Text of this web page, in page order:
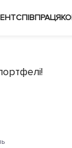
СПІВПРАЦЯ